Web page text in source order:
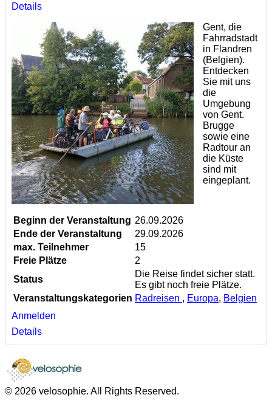
Details
Gent, die
Fahrradstadt
in Flandren
(Belgien).
Entdecken
Sie mit uns
die
Umgebung
von Gent.
Brugge
sowie eine
Radtour an
die Küste
sind mit
eingeplant.
Beginn der Veranstaltung 26.09.2026
Ende der Veranstaltung
29.09.2026
max. Teilnehmer
15
Freie Plätze
2
Status
Die Reise findet sicher statt.
Es gibt noch freie Plätze.
Veranstaltungskategorien Radreisen , Europa, Belgien
Anmelden
Details
© 2026 velosophie. All Rights Reserved.